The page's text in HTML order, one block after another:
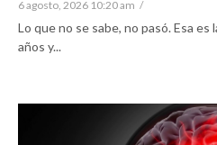
6 agosto, 2026 10:20 am /
Lo que no se sabe, no pasó. Esa
años y...